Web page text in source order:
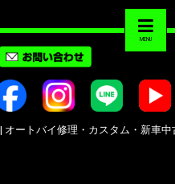
MENU
オートバイ修理・カスタム・新車中